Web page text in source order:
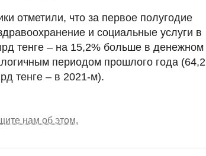
отметили, что за первое полугодие
и социальные услуги в
тенге – на 15,2% больше в денежном
периодом прошлого года (64,2
тенге – в 2021-м).
нам об этом.